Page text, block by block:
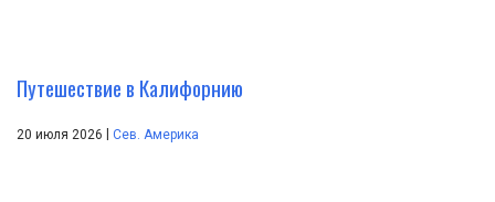
Путешествие в Калифорнию
20 июля 2026 Сев. Америка